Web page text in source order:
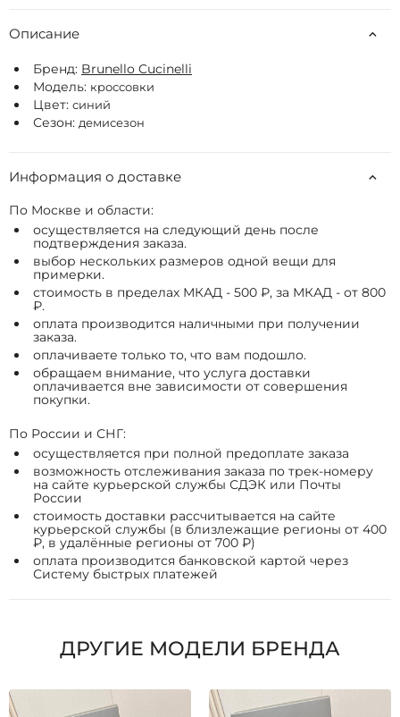
Описание
Бренд: Brunello Cucinelli
Модель: кроссовки
Цвет: синий
Сезон: демисезон
Информация о доставке
По Москве и области:
осуществляется на следующий день после
подтверждения заказа.
выбор нескольких размеров одной вещи для
примерки.
стоимость в пределах МКАД - 500 ₽, за МКАД - от 800
₽.
оплата производится наличными при получении
заказа.
оплачиваете только то, что вам подошло.
обращаем внимание, что услуга доставки
оплачивается вне зависимости от совершения
покупки.
По России и СНГ:
осуществляется при полной предоплате заказа
возможность отслеживания заказа по трек-номеру
на сайте курьерской службы СДЭК или Почты
России
стоимость доставки рассчитывается на сайте
курьерской службы (в близлежащие регионы от 400
₽, в удалённые регионы от 700 ₽)
оплата производится банковской картой через
Систему быстрых платежей
ДРУГИЕ МОДЕЛИ БРЕНДА